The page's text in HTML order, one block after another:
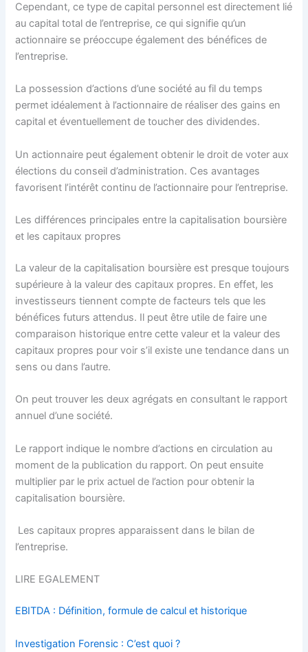
Cependant, ce type de capital personnel est directement lié
au capital total de l’entreprise, ce qui signifie qu’un
actionnaire se préoccupe également des bénéfices de
l’entreprise.
La possession d’actions d’une société au fil du temps
permet idéalement à l’actionnaire de réaliser des gains en
capital et éventuellement de toucher des dividendes.
Un actionnaire peut également obtenir le droit de voter aux
élections du conseil d’administration. Ces avantages
favorisent l’intérêt continu de l’actionnaire pour l’entreprise.
Les différences principales entre la capitalisation boursière
et les capitaux propres
La valeur de la capitalisation boursière est presque toujours
supérieure à la valeur des capitaux propres. En effet, les
investisseurs tiennent compte de facteurs tels que les
bénéfices futurs attendus. Il peut être utile de faire une
comparaison historique entre cette valeur et la valeur des
capitaux propres pour voir s’il existe une tendance dans un
sens ou dans l’autre.
On peut trouver les deux agrégats en consultant le rapport
annuel d’une société.
Le rapport indique le nombre d’actions en circulation au
moment de la publication du rapport. On peut ensuite
multiplier par le prix actuel de l’action pour obtenir la
capitalisation boursière.
Les capitaux propres apparaissent dans le bilan de
l’entreprise.
LIRE EGALEMENT
EBITDA : Définition, formule de calcul et historique
Investigation Forensic : C’est quoi ?